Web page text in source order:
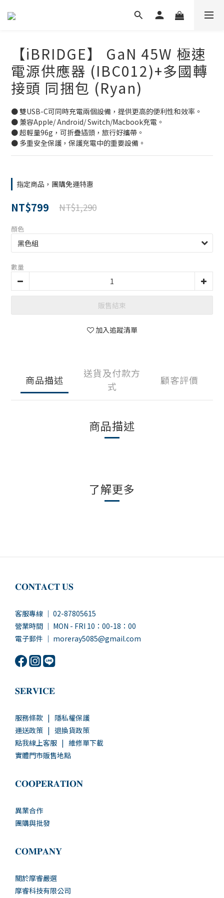
【iBRIDGE】 GaN 45W 極速
電源供應器 (IBC012)+多國轉
接頭 同捆包 (Ryan)
● 雙USB-C可同時充電兩個設備，提供更高的便利性和效率。
● 兼容Apple/ Android/ Switch/Macbook充電。
● 超輕量96g，可折疊插頭，旅行好攜帶。
● 多重安全保護，保護充電中的重要設備。
指定商品，團購免運特惠
NT$799 NT$1,290
顏色
數量
販售結束
加入追蹤清單
商品描述
送貨及付款方
式
顧客評價
商品描述
了解更多
𝐂𝐎𝐍𝐓𝐀𝐂𝐓 𝐔𝐒
客服專線 ｜ 02-87805615
營業時間 ｜ MON - FRI 10：00-18：00
電子郵件 ｜ moreray5085@gmail.com
𝐒𝐄𝐑𝐕𝐈𝐂𝐄
服務條款 | 隱私權保護
運送政策 | 退換貨政策
點我線上客服 | 維修單下載
實體門市販售地點
𝐂𝐎𝐎𝐏𝐄𝐑𝐀𝐓𝐈𝐎𝐍
異業合作
團購與批發
𝐂𝐎𝐌𝐏𝐀𝐍𝐘
關於摩睿嚴選
摩睿科技有限公司